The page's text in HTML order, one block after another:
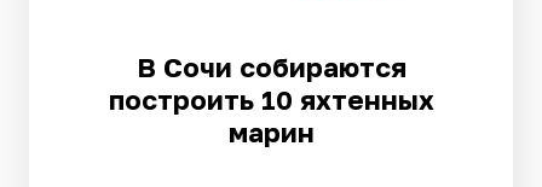
В Сочи собираются
построить 10 яхтенных
марин